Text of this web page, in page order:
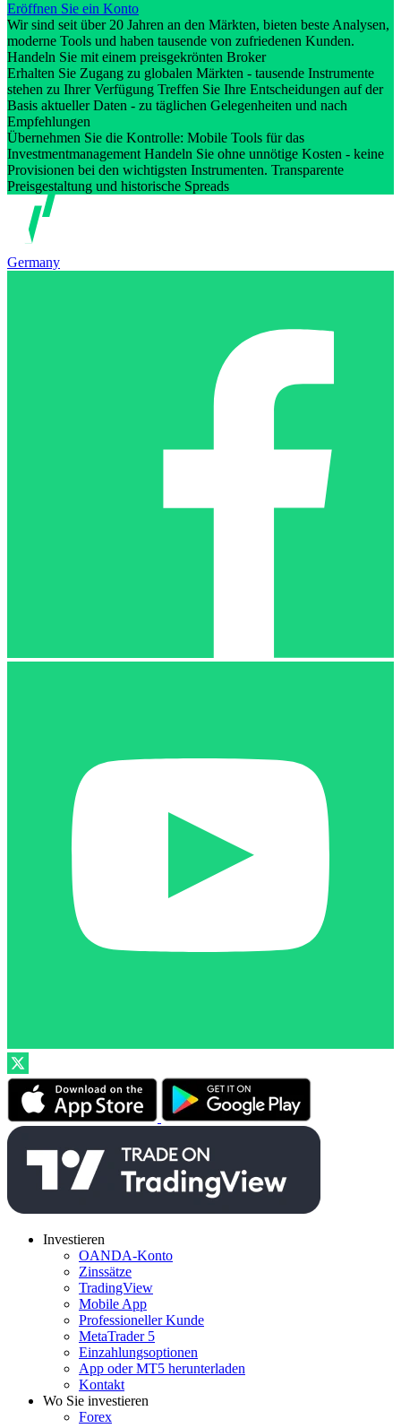
Eröffnen Sie ein Konto
Wir sind seit über 20 Jahren an den Märkten, bieten beste Analysen,
moderne Tools und haben tausende von zufriedenen Kunden.
Handeln Sie mit einem preisgekrönten Broker
Erhalten Sie Zugang zu globalen Märkten - tausende Instrumente
stehen zu Ihrer Verfügung Treffen Sie Ihre Entscheidungen auf der
Basis aktueller Daten - zu täglichen Gelegenheiten und nach
Empfehlungen
Übernehmen Sie die Kontrolle: Mobile Tools für das
Investmentmanagement Handeln Sie ohne unnötige Kosten - keine
Provisionen bei den wichtigsten Instrumenten. Transparente
Preisgestaltung und historische Spreads
Germany
Investieren
OANDA-Konto
Zinssätze
TradingView
Mobile App
Professioneller Kunde
MetaTrader 5
Einzahlungsoptionen
App oder MT5 herunterladen
Kontakt
Wo Sie investieren
Forex